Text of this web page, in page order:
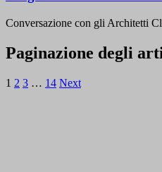
Conversazione con gli Architetti
Paginazione degli
1 2 3 … 14 Next